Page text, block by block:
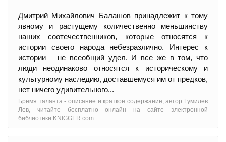
Дмитрий Михайлович Балашов принадлежит к тому
явному и растущему количественно меньшинству
наших соотечественников, которые относятся к
истории своего народа небезразлично. Интерес к
истории – не всеобщий удел. И все же в том, что
люди неодинаково относятся к историческому и
культурному наследию, доставшемуся им от предков,
нет ничего удивительного...
Бремя таланта - oписание и краткое содержание, автор Гумилев
Лев, читайте бесплатно онлайн на сайте электронной
библиотеки KNIGGER.com